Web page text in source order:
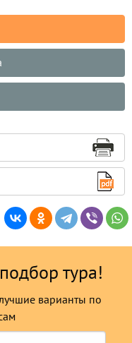
тура!
варианты по